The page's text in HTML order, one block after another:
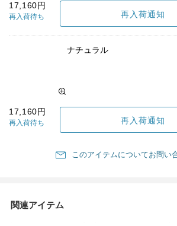
17,160円
再入荷待ち 再入荷通知
ナチュラル
17,160円
再入荷待ち 再入荷通知
このアイテムについてお問い
関連アイテム